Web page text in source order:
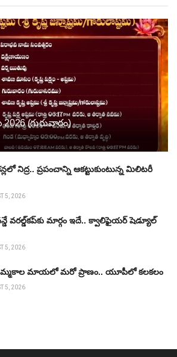
2026 (గురువారం)
నిద్ర.. ప్రపంచాన్ని ఆకట్టుకుంటున్న మిలిటరీ
5, 2026
వరల్డ్‌కప్‌కు మార్గం ఇదే.. క్వాలిఫైయర్ షెడ్యూల్
5, 2026
మాయలో మరో ప్రాణం.. యూపీలో కలకలం
5, 2026